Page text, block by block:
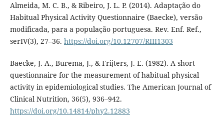
Almeida, M. C. B., & Ribeiro, J. L. P. (2014). Adaptação do
Habitual Physical Activity Questionnaire (Baecke), versão
modificada, para a população portuguesa. Rev. Enf. Ref.,
serIV(3), 27–36. https://doi.org/10.12707/RIII1303
Baecke, J. A., Burema, J., & Frijters, J. E. (1982). A short
questionnaire for the measurement of habitual physical
activity in epidemiological studies. The American Journal of
Clinical Nutrition, 36(5), 936–942.
https://doi.org/10.14814/phy2.12883